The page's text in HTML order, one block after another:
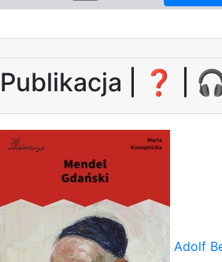
Publikacja | ❓ |
Adolf